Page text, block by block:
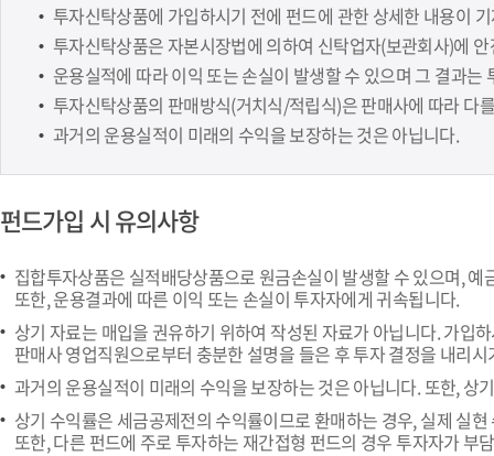
투자신탁상품에 가입하시기 전에 펀드에 관한 상세한 내용이
투자신탁상품은 자본시장법에 의하여 신탁업자(보관회사)에
운용실적에 따라 이익 또는 손실이 발생할 수 있으며 그 결과는
투자신탁상품의 판매방식(거치식/적립식)은 판매사에 따라 다
과거의 운용실적이 미래의 수익을 보장하는 것은 아닙니다.
펀드가입 시 유의사항
집합투자상품은 실적배당상품으로 원금손실이 발생할 수 있으며,
또한, 운용결과에 따른 이익 또는 손실이 투자자에게 귀속됩니다.
상기 자료는 매입을 권유하기 위하여 작성된 자료가 아닙니다. 가입
판매사 영업직원으로부터 충분한 설명을 들은 후 투자 결정을 내리시
과거의 운용실적이 미래의 수익을 보장하는 것은 아닙니다. 또한,
상기 수익률은 세금공제전의 수익률이므로 환매하는 경우, 실제 실
또한, 다른 펀드에 주로 투자하는 재간접형 펀드의 경우 투자자가